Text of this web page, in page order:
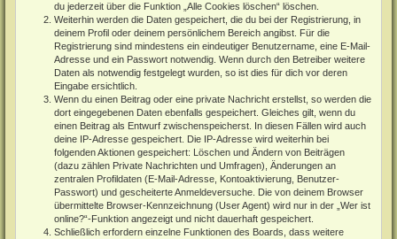
du jederzeit über die Funktion „Alle Cookies löschen“ löschen.
Weiterhin werden die Daten gespeichert, die du bei der Registrierung, in
deinem Profil oder deinem persönlichem Bereich angibst. Für die
Registrierung sind mindestens ein eindeutiger Benutzername, eine E-Mail-
Adresse und ein Passwort notwendig. Wenn durch den Betreiber weitere
Daten als notwendig festgelegt wurden, so ist dies für dich vor deren
Eingabe ersichtlich.
Wenn du einen Beitrag oder eine private Nachricht erstellst, so werden die
dort eingegebenen Daten ebenfalls gespeichert. Gleiches gilt, wenn du
einen Beitrag als Entwurf zwischenspeicherst. In diesen Fällen wird auch
deine IP-Adresse gespeichert. Die IP-Adresse wird weiterhin bei
folgenden Aktionen gespeichert: Löschen und Ändern von Beiträgen
(dazu zählen Private Nachrichten und Umfragen), Änderungen an
zentralen Profildaten (E-Mail-Adresse, Kontoaktivierung, Benutzer-
Passwort) und gescheiterte Anmeldeversuche. Die von deinem Browser
übermittelte Browser-Kennzeichnung (User Agent) wird nur in der „Wer ist
online?“-Funktion angezeigt und nicht dauerhaft gespeichert.
Schließlich erfordern einzelne Funktionen des Boards, dass weitere